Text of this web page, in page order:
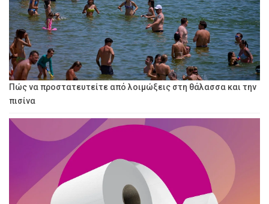
Πώς να προστατευτείτε από λοιμώξεις στη θάλασσα και την
πισίνα